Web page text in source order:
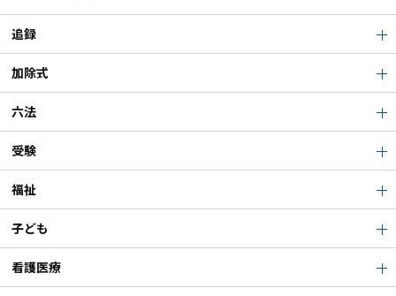
追録
加除式
六法
受験
福祉
子ども
看護医療